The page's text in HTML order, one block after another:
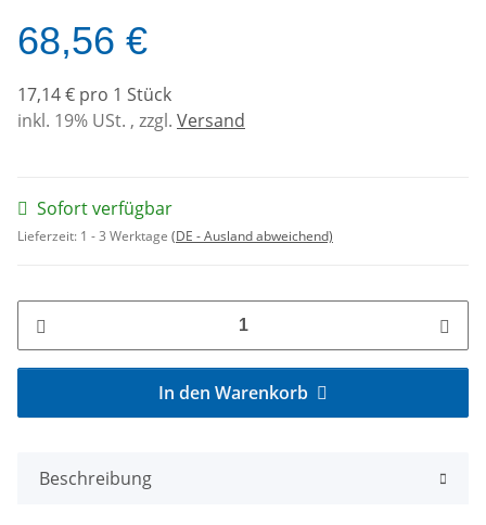
68,56 €
17,14 € pro 1 Stück
inkl. 19% USt. , zzgl. Versand
Sofort verfügbar
Lieferzeit: 1 - 3 Werktage (DE - Ausland abweichend)
In den Warenkorb
Beschreibung